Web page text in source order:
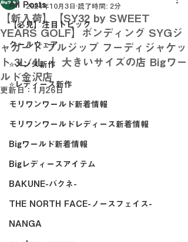
All Posts
【必見】注目トピック
クールウェア
⭐メンズ新作
⭐レディース新作
モリワンワールド新着情報
モリワンワールドレディース新着情報
Bigワールド新着情報
Bigレディースアイテム
BAKUNE-バクネ-
THE NORTH FACE-ノースフェイス-
NANGA
【新入荷】【SY32 by SWEET
YEARS GOLF】ボンディング SYGジ
ャガード フルジップ フーディジャケッ
ト 3L/4L ｜ 大きいサイズの店 Bigワー
ルド金沢店
2024年10月3日 読了時間: 2分
更新日： 1月26日